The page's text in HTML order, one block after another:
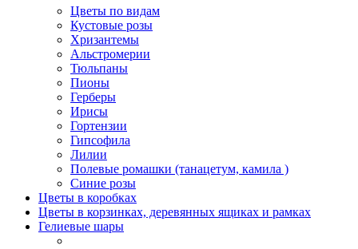
Цветы по видам
Кустовые розы
Хризантемы
Альстромерии
Тюльпаны
Пионы
Герберы
Ирисы
Гортензии
Гипсофила
Лилии
Полевые ромашки (танацетум, камила )
Синие розы
Цветы в коробках
Цветы в корзинках, деревянных ящиках и рамках
Гелиевые шары